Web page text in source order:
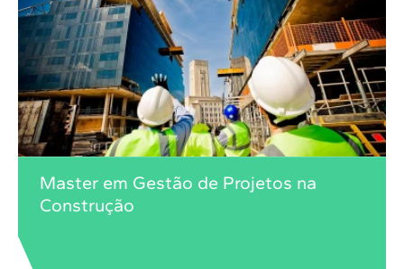
Master em Gestão de Projetos na
Construção